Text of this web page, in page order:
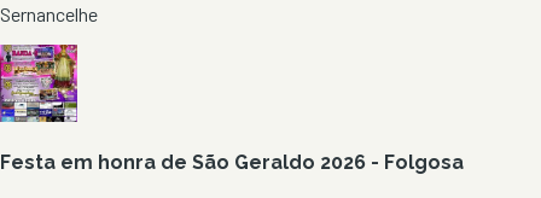
Sernancelhe
Festa em honra de São Geraldo 2026 - Folgosa